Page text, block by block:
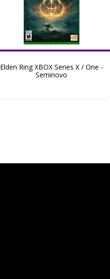
Elden Ring XBOX Series X / One -
Seminovo